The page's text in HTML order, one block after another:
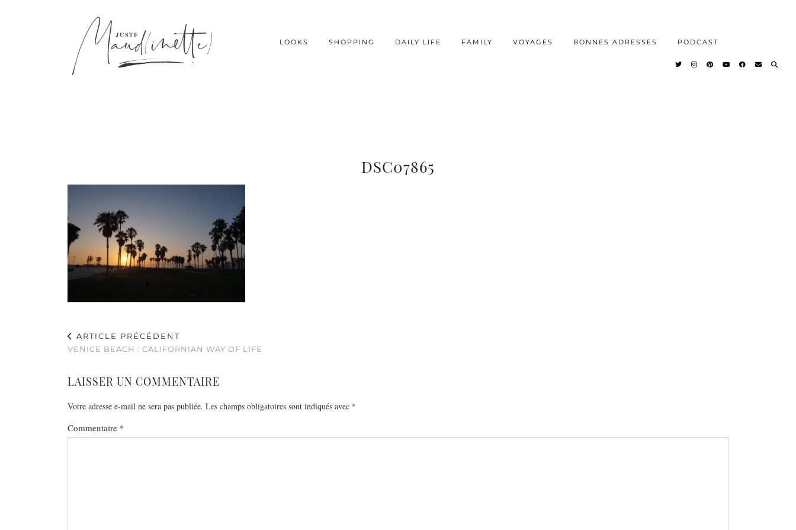
LOOKS SHOPPING DAILY LIFE FAMILY VOYAGES BONNES ADRESSES PODCAST
DSC07865
ARTICLE PRÉCÉDENT
VENICE BEACH : CALIFORNIAN WAY OF LIFE
LAISSER UN COMMENTAIRE
Votre adresse e-mail ne sera pas publiée. Les champs obligatoires sont indiqués avec *
Commentaire *